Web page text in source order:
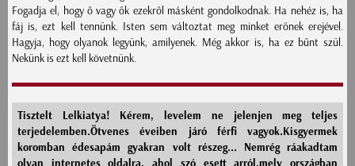
Fogadja el, hogy ő vagy ők ezekről másként gondolkodnak. Ha nehéz is, ha
fáj is, ezt kell tennünk. Isten sem változtat meg minket erőnek erejével.
Hagyja, hogy olyanok legyünk, amilyenek. Még akkor is, ha ez bűnt szül.
Nekünk is ezt kell követnünk.
Tisztelt Lelkiatya! Kérem, levelem ne jelenjen meg teljes
terjedelemben.Ötvenes éveiben járó férfi vagyok.Kisgyermek
koromban édesapám gyakran volt részeg... Nemrég ráakadtam
olyan internetes oldalra, ahol szó esett arról,mely országban